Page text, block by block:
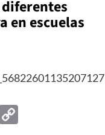
en escuelas
Copy